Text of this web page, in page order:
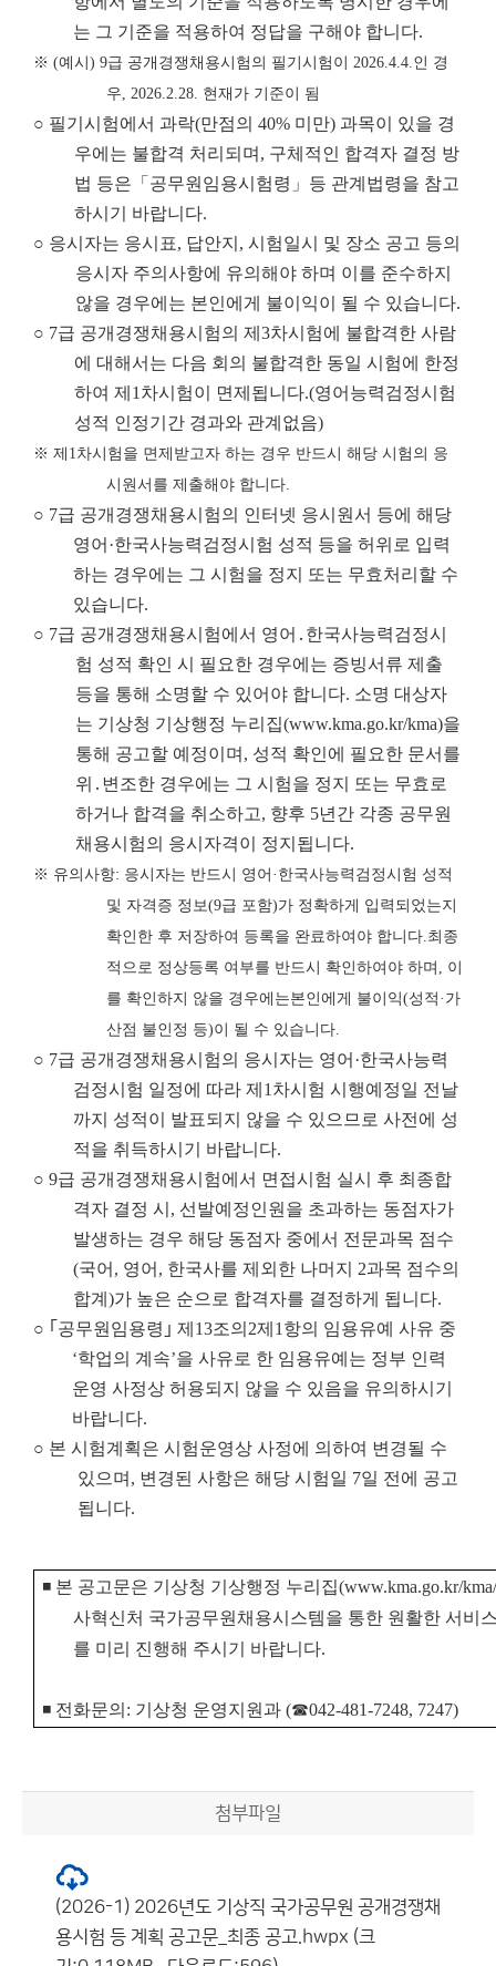
는 그 기준을 적용하여 정답을 구해야 합니다.
※ (예시) 9급 공개경쟁채용시험의 필기시험이 2026.4.4. 인 경
우 , 2026.2.28. 현재가 기준이 됨
○ 필기시험에서 과락(만점의 40% 미만) 과목이 있을 경
우에는 불합격 처리되며, 구체적인 합격자 결정 방
법 등은「공무원임용시험령」등 관계법령을 참고
하시기 바랍니다.
○ 응시자는 응시표, 답안지, 시험일시 및 장소 공고 등의
응시자 주의사항에 유의해야 하며 이를 준수하지
않을 경우에는 본인에게 불이익이 될 수 있습니다.
○ 7급 공개경쟁채용시험의 제3차시험에 불합격한 사람
에 대해서는 다음 회의 불합격한 동일 시험에 한정
하여 제1차시험이 면제됩니다.(영어능력검정시험
성적 인정기간 경과와 관계없음)
※ 제 1 차시험을 면제받고자 하는 경우 반드시 해당 시험의 응
시원서를 제출해야 합니다
○ 7급 공개경쟁채용시험의 인터넷 응시원서 등에 해당
영어·한국사능력검정시험 성적 등을 허위로 입력
하는 경우에는 그 시험을 정지 또는 무효처리할 수
있습니다.
○ 7급 공개경쟁채용시험에서 영어․한국사능력검정시
험 성적 확인 시 필요한 경우에는 증빙서류 제출
등을 통해 소명할 수 있어야 합니다. 소명 대상자
는 기상청 기상행정 누리집(www.kma.go.kr/kma)을
통해 공고할 예정이며, 성적 확인에 필요한 문서를
위․변조한 경우에는 그 시험을 정지 또는 무효로
하거나 합격을 취소하고, 향후 5년간 각종 공무원
채용시험의 응시자격이 정지됩니다.
※ 유의사항: 응시자는 반드시 영어 · 한국사능력검정시험 성적
및 자격증 정보(9급 포함)가 정확하게 입력되었는지
확인한 후 저장하여 등록을 완료하여야 합니다. 최종
적으로 정상등록 여부를 반드시 확인하여야 하며
이
를 확인하지 않을 경우에는본인에게 불이익(성적 · 가
산점 불인정 등)이 될 수 있습니다.
○ 7급 공개경쟁채용시험의 응시자는 영어·한국사능력
검정시험 일정에 따라 제1차시험 시행예정일 전날
까지 성적이 발표되지 않을 수 있으므로 사전에 성
적을 취득하시기 바랍니다.
○ 9급 공개경쟁채용시험에서 면접시험 실시 후 최종합
격자 결정 시, 선발예정인원을 초과하는 동점자가
발생하는 경우 해당 동점자 중에서 전문과목 점수
(국어, 영어, 한국사를 제외한 나머지 2과목 점수의
합계)가 높은 순으로 합격자를 결정하게 됩니다.
○ ｢공무원임용령｣ 제13조의2제1항의 임용유예 사유 중
‘학업의 계속’을 사유로 한 임용유예는 정부 인력
운영 사정상 허용되지 않을 수 있음을 유의하시기
바랍니다.
○ 본 시험계획은 시험운영상 사정에 의하여 변경될 수
있으며, 변경된 사항은 해당 시험일 7일 전에 공고
됩니다.
◾ 본 공고문은 기상청 기상행정 누리집(www.kma.go.kr/
사혁신처 국가공무원채용시스템을 통한 원활한 서비
를 미리 진행해 주시기 바랍니다.
◾ 전화문의: 기상청 운영지원과 (☎042-481-7248, 7247)
첨부파일
(2026-1) 2026년도 기상직 국가공무원 공개경쟁채
용시험 등 계획 공고문_최종 공고.hwpx (크